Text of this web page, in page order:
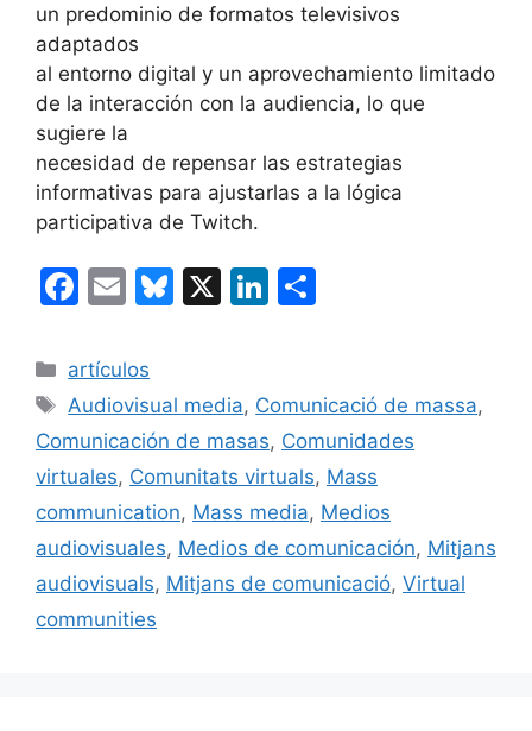
un predominio de formatos televisivos
adaptados
al entorno digital y un aprovechamiento limitado
de la interacción con la audiencia, lo que
sugiere la
necesidad de repensar las estrategias
informativas para ajustarlas a la lógica
participativa de Twitch.
F
c
e
b
o
o
k
E
ai
l
Bl
s
k
y
X
Li
e
dI
n
p
ar
tir
Categorías
artículos
Etiquetas
Audiovisual media, Comunicació de massa,
Comunicación de masas, Comunidades
virtuales, Comunitats virtuals, Mass
communication, Mass media, Medios
audiovisuales, Medios de comunicación, Mitjans
audiovisuals, Mitjans de comunicació, Virtual
communities